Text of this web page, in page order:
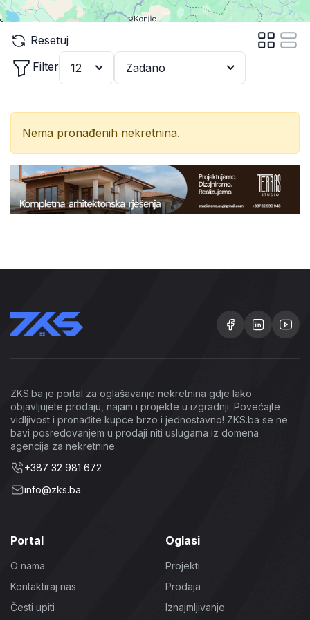
Resetuj
Filter
12 Zadano
Nema pronađenih nekretnina.
ZKS.ba je portal za oglašavanje nekretnina gdje lako
objavljujete prodaju, najam i projekte u izgradnji. Povećajte
vidljivost i pronađite kupce brzo i jednostavno! ZKS.ba se ne
bavi posredovanjem u prodaji niti uslugama iz domena
agencija za nekretnine.
+387 32 981 672
info@zks.ba
Portal
O nama
Kontaktiraj nas
Česti upiti
Oglasi
Projekti
Prodaja
Iznajmljivanje